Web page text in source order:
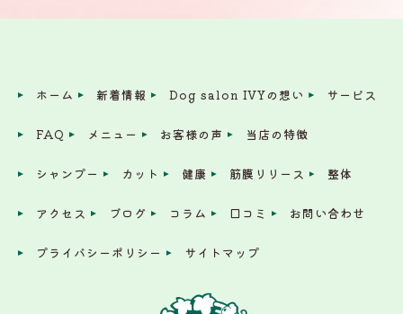
ホーム 新着情報 Dog salon IVYの想い サービス
FAQ メニュー お客様の声 当店の特徴
シャンプー カット 健康 筋膜リリース 整体
アクセス ブログ コラム 口コミ お問い合わせ
プライバシーポリシー サイトマップ